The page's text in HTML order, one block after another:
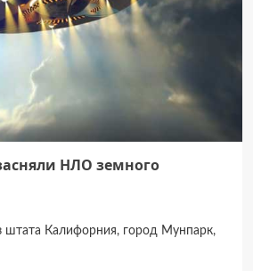
НЛО земного
Калифорния, город Мунпарк,